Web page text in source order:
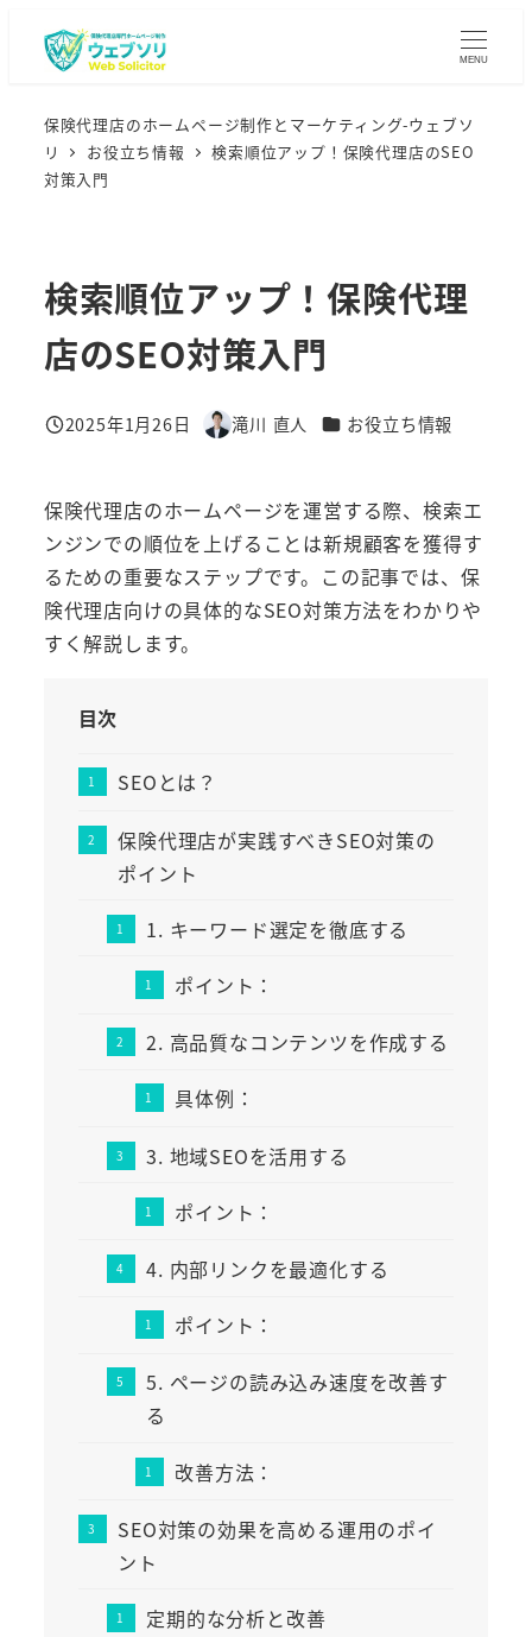
MENU
保険代理店のホームページ制作とマーケティング-ウェブソ
リ
お役立ち情報
検索順位アップ！保険代理店のSEO
対策入門
検索順位アップ！保険代理
店のSEO対策入門
投稿日
2025年1月26日
著
滝川 直人 カテゴリー
お役立ち情報
保険代理店のホームページを運営する際、検索エ
ンジンでの順位を上げることは新規顧客を獲得す
るための重要なステップです。この記事では、保
険代理店向けの具体的なSEO対策方法をわかりや
すく解説します。
目次
SEOとは？
保険代理店が実践すべきSEO対策の
ポイント
1. キーワード選定を徹底する
ポイント：
2. 高品質なコンテンツを作成する
具体例：
3. 地域SEOを活用する
ポイント：
4. 内部リンクを最適化する
ポイント：
5. ページの読み込み速度を改善す
る
改善方法：
SEO対策の効果を高める運用のポイ
ント
定期的な分析と改善